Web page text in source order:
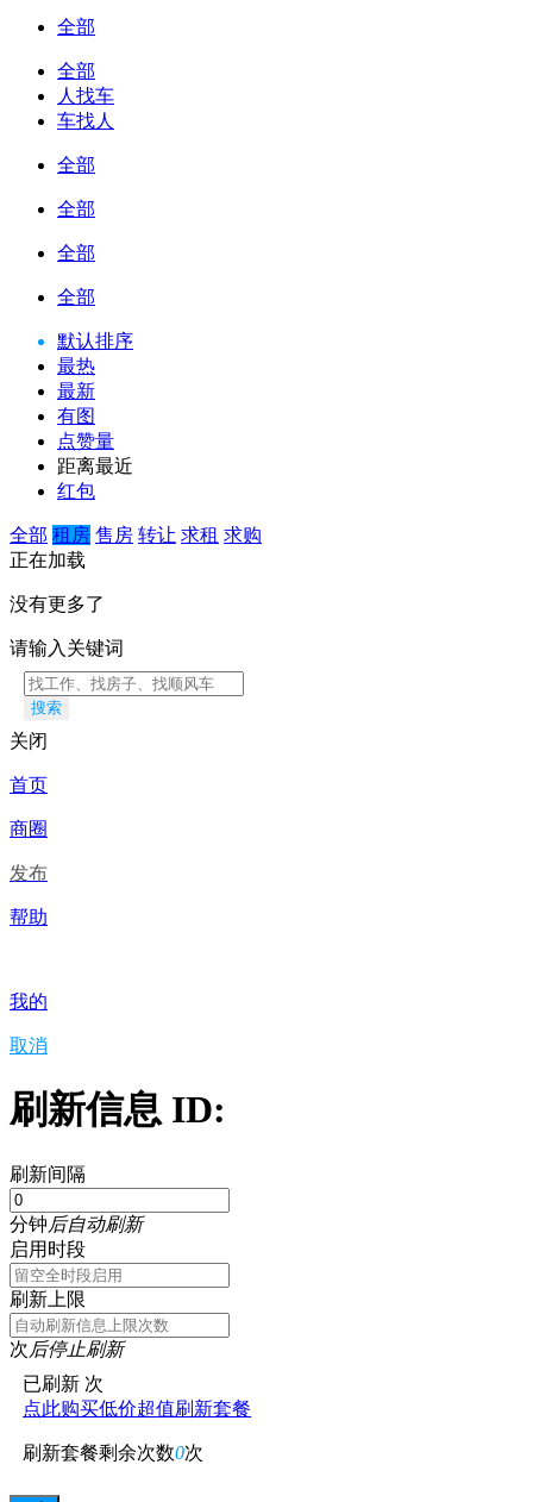
全部
全部
人找车
车找人
全部
全部
全部
全部
默认排序
最热
最新
有图
点赞量
距离最近
红包
全部 租房 售房 转让 求租 求购
正在加载
没有更多了
请输入关键词
搜索
关闭
首页
商圈
发布
帮助
我的
取消
刷新信息 ID:
刷新间隔
分钟后自动刷新
启用时段
刷新上限
次后停止刷新
已刷新 次
点此购买低价超值刷新套餐
刷新套餐剩余次数0次